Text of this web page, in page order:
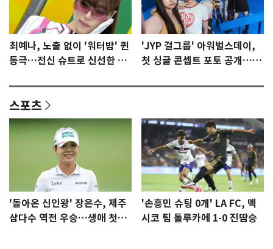
최예나, 노출 없이 '워터밤' 퀸
등극…전신 슈트로 신선한 충
'JYP 걸그룹' 아워벌스데이,
첫 싱글 콘셉트 포토 공개…청
스포츠
'돌아온 신인왕' 장은수, 제주
삼다수 역전 우승…생애 첫승
'손흥민 슈팅 0개' LA FC, 멕
시코 팀 톨루카에 1-0 진땀승